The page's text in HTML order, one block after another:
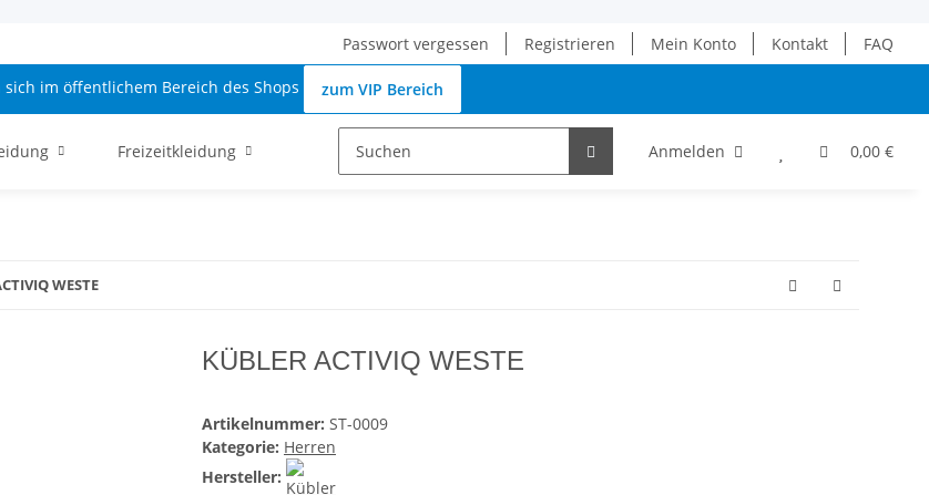
Passwort vergessen
Registrieren Mein Konto Kontakt FAQ
sich im öffentlichem Bereich des Shops zum VIP Bereich
Anmelden 0,00 €
Freizeitkleidung
WESTE
KÜBLER ACTIVIQ WESTE
Artikelnummer: ST-0009
Kategorie: Herren
Hersteller: